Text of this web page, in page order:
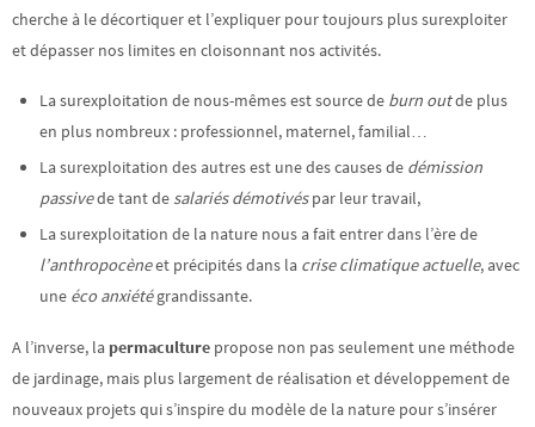
cherche à le décortiquer et l’expliquer pour toujours plus surexploiter
et dépasser nos limites en cloisonnant nos activités.
La surexploitation de nous-mêmes est source de burn outde plus
en plus nombreux : professionnel, maternel, familial…
La surexploitation des autres est une des causes de démission
passivede tant de salariés démotivéspar leur travail,
La surexploitation de la nature nous a fait entrer dans l’ère de
l’anthropocèneet précipités dans la crise climatique actuelle, avec
une éco anxiétégrandissante.
A l’inverse, la permaculture propose non pas seulement une méthode
de jardinage, mais plus largement de réalisation et développement de
nouveaux projets qui s’inspire du modèle de la nature pour s’insérer